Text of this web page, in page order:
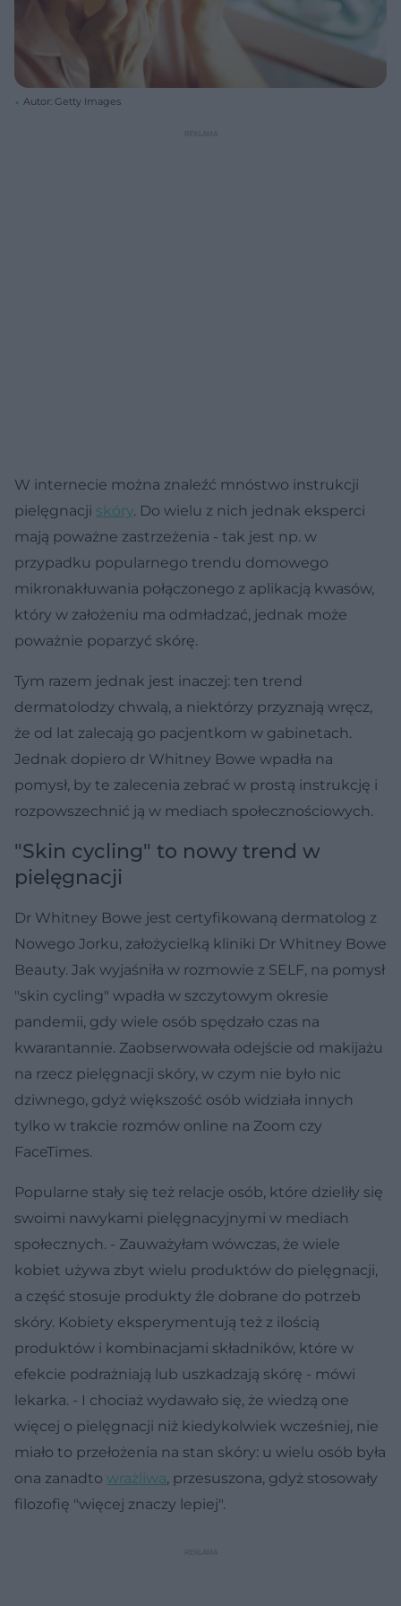
Autor: Getty Images
W internecie można znaleźć mnóstwo instrukcji
pielęgnacji skóry. Do wielu z nich jednak eksperci
mają poważne zastrzeżenia - tak jest np. w
przypadku popularnego trendu domowego
mikronakłuwania połączonego z aplikacją kwasów,
który w założeniu ma odmładzać, jednak może
poważnie poparzyć skórę.
Tym razem jednak jest inaczej: ten trend
dermatolodzy chwalą, a niektórzy przyznają wręcz,
że od lat zalecają go pacjentkom w gabinetach.
Jednak dopiero dr Whitney Bowe wpadła na
pomysł, by te zalecenia zebrać w prostą instrukcję i
rozpowszechnić ją w mediach społecznościowych.
"Skin cycling" to nowy trend w
pielęgnacji
Dr Whitney Bowe jest certyfikowaną dermatolog z
Nowego Jorku, założycielką kliniki Dr Whitney Bowe
Beauty. Jak wyjaśniła w rozmowie z SELF, na pomysł
"skin cycling" wpadła w szczytowym okresie
pandemii, gdy wiele osób spędzało czas na
kwarantannie. Zaobserwowała odejście od makijażu
na rzecz pielęgnacji skóry, w czym nie było nic
dziwnego, gdyż większość osób widziała innych
tylko w trakcie rozmów online na Zoom czy
FaceTimes.
Popularne stały się też relacje osób, które dzieliły się
swoimi nawykami pielęgnacyjnymi w mediach
społecznych. - Zauważyłam wówczas, że wiele
kobiet używa zbyt wielu produktów do pielęgnacji,
a część stosuje produkty źle dobrane do potrzeb
skóry. Kobiety eksperymentują też z ilością
produktów i kombinacjami składników, które w
efekcie podrażniają lub uszkadzają skórę - mówi
lekarka. - I chociaż wydawało się, że wiedzą one
więcej o pielęgnacji niż kiedykolwiek wcześniej, nie
miało to przełożenia na stan skóry: u wielu osób była
ona zanadto wrażliwa, przesuszona, gdyż stosowały
filozofię "więcej znaczy lepiej".